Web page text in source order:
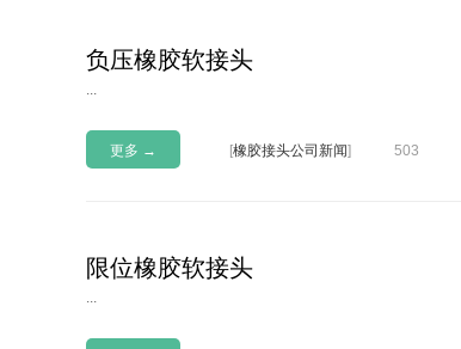
负压橡胶软接头
...
更多 → [橡胶接头公司新闻] 503
限位橡胶软接头
...